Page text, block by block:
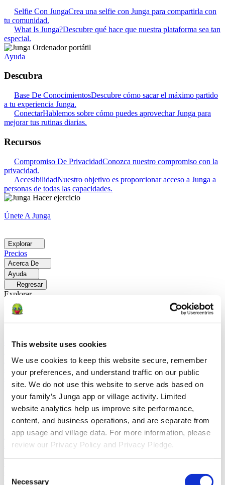
This website uses cookies
We use cookies to keep this website secure, remember
your preferences, and understand traffic on our public
site. We do not use this website to serve ads based on
your family’s Junga app or village activity. Limited
website analytics help us improve site performance,
content, and business operations, and are separate from
app usage and village data. For more information, please
review our Privacy Policy and Privacy Pledge.
Necessary
Selfie Con JungaCrea una selfie con Junga para compartirla con
tu comunidad.
What Is Junga?Descubre qué hace que nuestra plataforma sea tan
especial.
Ayuda
Descubra
Base De ConocimientosDescubre cómo sacar el máximo partido
a tu experiencia Junga.
ConectarHablemos sobre cómo puedes aprovechar Junga para
mejorar tus rutinas diarias.
Recursos
Compromiso De PrivacidadConozca nuestro compromiso con la
privacidad.
AccesibilidadNuestro objetivo es proporcionar acceso a Junga a
personas de todas las capacidades.
Únete A Junga
Explorar
Precios
Acerca De
Ayuda
Regresar
Explorar
Soluciones
diarias y promueven un comportamiento positivo con Junga.
socioemocional (SEL) gracias a Junga.
Para TerapeutasDescubra
cómo Junga ayuda a los terapeutas a fomentar entornos positivos en
el hogar.
Para Grupos Sociales
Descubre cómo los grupos sociales
fomentan la participación comunitaria con Junga.
Comparar
Junga contra Greenlight
Greenlight combina una tarjeta de débito
supervisada con herramientas educativas para enseñar a los niños a
administrar su presupuesto, ahorrar e invertir.
Junga contra Acorns
ClassDojoClassDojo ayuda a los maestros, los estudiantes y las